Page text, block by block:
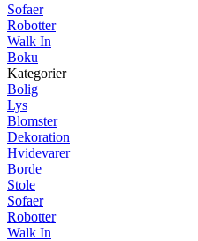
Sofaer
Robotter
Walk In
Boku
Kategorier
Bolig
Lys
Blomster
Dekoration
Hvidevarer
Borde
Stole
Sofaer
Robotter
Walk In